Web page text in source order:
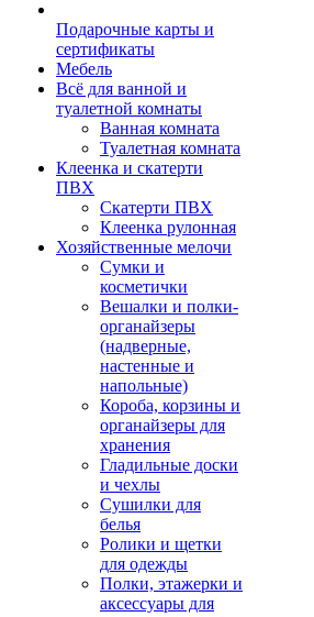
Подарочные карты и
сертификаты
Мебель
Всё для ванной и
туалетной комнаты
Ванная комната
Туалетная комната
Клеенка и скатерти
ПВХ
Скатерти ПВХ
Клеенка рулонная
Хозяйственные мелочи
Сумки и
косметички
Вешалки и полки-
органайзеры
(надверные,
настенные и
напольные)
Короба, корзины и
органайзеры для
хранения
Гладильные доски
и чехлы
Сушилки для
белья
Ролики и щетки
для одежды
Полки, этажерки и
аксессуары для